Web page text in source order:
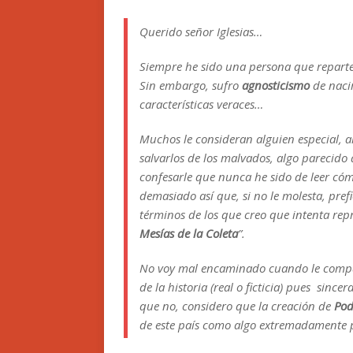
Querido señor Iglesias…
Siempre he sido una persona que
Sin embargo, sufro agnosticismode
características veraces…
Muchos le consideran alguien especial,
salvarlos de los malvados, algo parecido
confesarle que nunca he sido de leer
demasiado así que, si no le molesta,
términos de los que creo que intenta
Mesías de la Coleta”.
No voy mal encaminado cuando le
de la historia (real o ficticia) pues
que no, considero que la creación de
de este país como algo extremadamente